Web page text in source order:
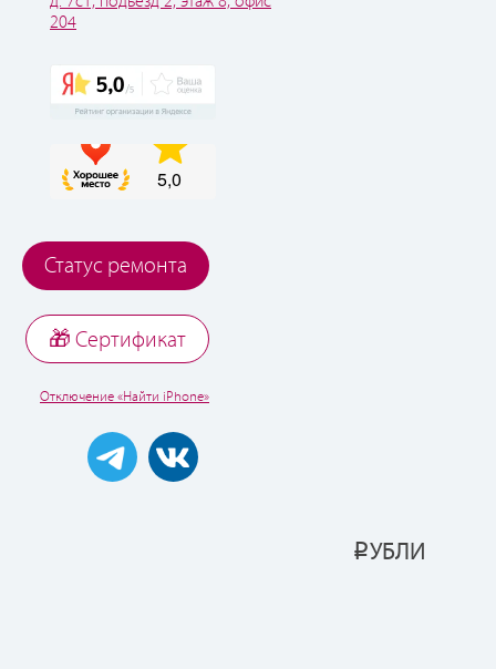
204
Статус ремонта
🎁 Cертификат
Отключение «Найти iPhone»
РУБЛИ